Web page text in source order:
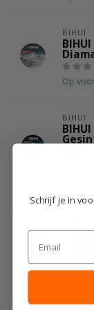
BIHUI
Op
BIHUI
Op
Schrijf je in
Email